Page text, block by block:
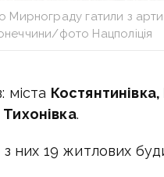
Мирнограду гатили з
фото Нацполіція
міста
.
них 19 житлових